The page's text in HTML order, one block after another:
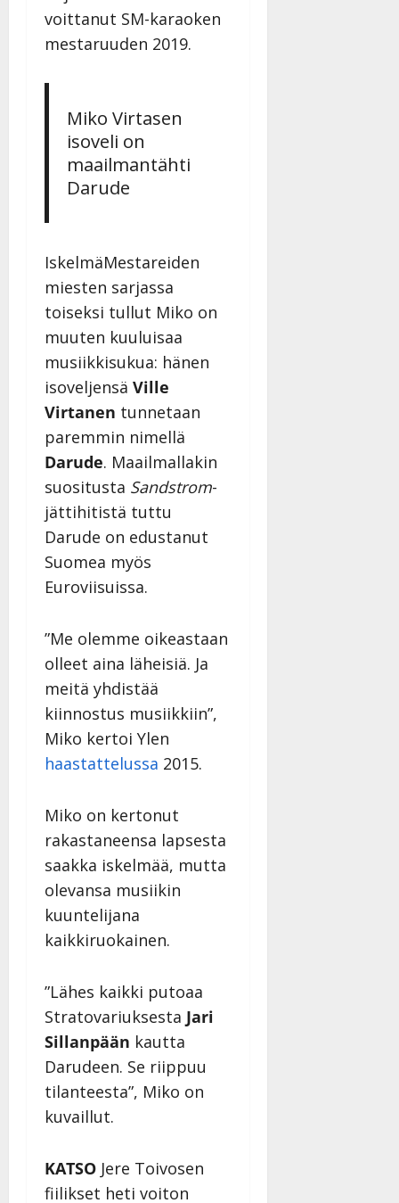
voittanut SM-karaoken
mestaruuden 2019.
Miko Virtasen
isoveli on
maailmantähti
Darude
IskelmäMestareiden
miesten sarjassa
toiseksi tullut Miko on
muuten kuuluisaa
musiikkisukua: hänen
isoveljensä Ville
Virtanen tunnetaan
paremmin nimellä
Darude. Maailmallakin
suositusta Sandstrom-
jättihitistä tuttu
Darude on edustanut
Suomea myös
Euroviisuissa.
”Me olemme oikeastaan
olleet aina läheisiä. Ja
meitä yhdistää
kiinnostus musiikkiin”,
Miko kertoi Ylen
haastattelussa 2015.
Miko on kertonut
rakastaneensa lapsesta
saakka iskelmää, mutta
olevansa musiikin
kuuntelijana
kaikkiruokainen.
”Lähes kaikki putoaa
Stratovariuksesta Jari
Sillanpään kautta
Darudeen. Se riippuu
tilanteesta”, Miko on
kuvaillut.
KATSO Jere Toivosen
fiilikset heti voiton